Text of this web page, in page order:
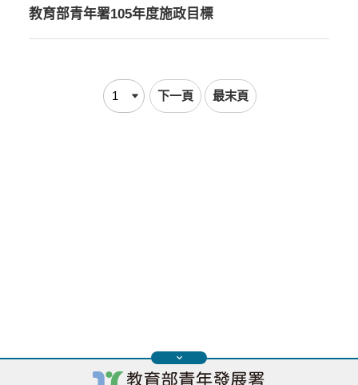
教育部青年署105年度施政目標
下一頁 最末頁